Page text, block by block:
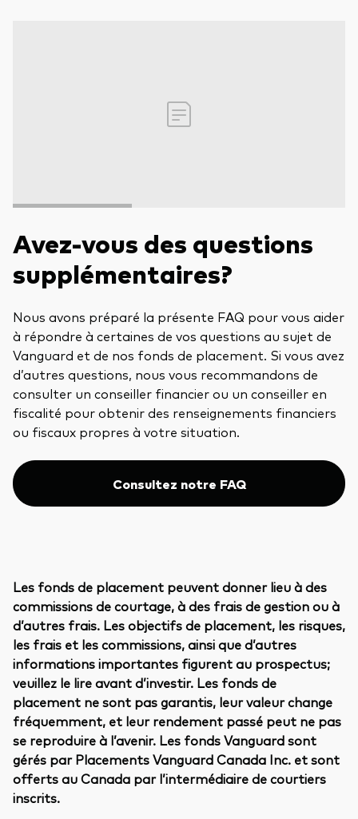
Avez-vous des questions
supplémentaires?
Nous avons préparé la présente FAQ pour vous aider
à répondre à certaines de vos questions au sujet de
Vanguard et de nos fonds de placement. Si vous avez
d’autres questions, nous vous recommandons de
consulter un conseiller financier ou un conseiller en
fiscalité pour obtenir des renseignements financiers
ou fiscaux propres à votre situation.
Consultez notre FAQ
Les fonds de placement peuvent donner lieu à des
commissions de courtage, à des frais de gestion ou à
d’autres frais. Les objectifs de placement, les risques,
les frais et les commissions, ainsi que d’autres
informations importantes figurent au prospectus;
veuillez le lire avant d’investir. Les fonds de
placement ne sont pas garantis, leur valeur change
fréquemment, et leur rendement passé peut ne pas
se reproduire à l’avenir. Les fonds Vanguard sont
gérés par Placements Vanguard Canada Inc. et sont
offerts au Canada par l’intermédiaire de courtiers
inscrits.